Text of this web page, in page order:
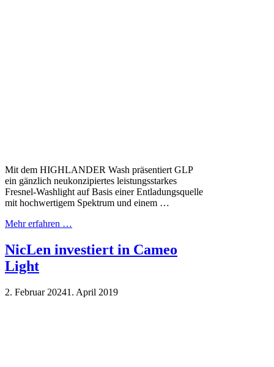
Mit dem HIGHLANDER Wash präsentiert GLP
ein gänzlich neukonzipiertes leistungsstarkes
Fresnel-Washlight auf Basis einer Entladungsquelle
mit hochwertigem Spektrum und einem …
Mehr erfahren …
NicLen investiert in Cameo
Light
2. Februar 20241. April 2019